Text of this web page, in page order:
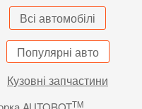
Всі автомобілі
Популярні авто
Кузовні запчастини
TM